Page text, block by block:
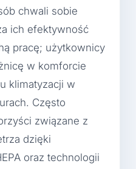
chwali sobie
ich efektywność
pracę; użytkownicy
w komforcie
klimatyzacji w
Często
związane z
dzięki
oraz technologii